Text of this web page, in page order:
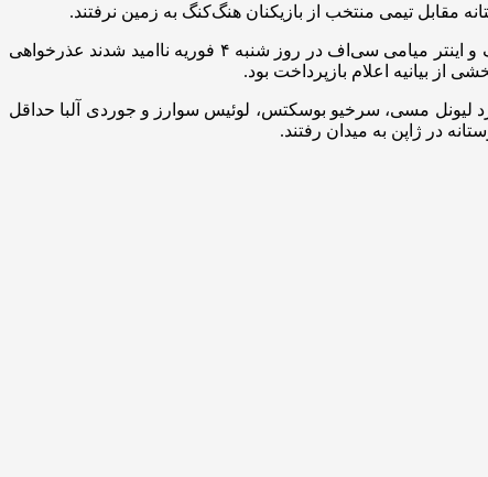
مقابل تیمی منتخب از بازیکنان هنگ‌کنگ به زمین نرفتند.
«از همه کسانی که از بازی فوتبال بین منتخب بازیکنان هنگ‌کنگ و اینتر میامی سی‌اف در روز شنبه ۴ فوریه ناامید شدند عذرخواهی
از بیانیه اعلام بازپرداخت بود.
لیونل مسی، سرخیو بوسکتس، لوئیس سوارز و جوردی آلبا حداقل